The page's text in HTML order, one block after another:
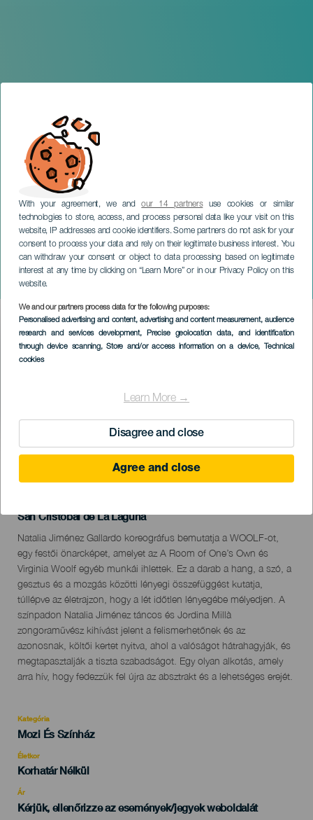
With your agreement, we andour 14 partnersuse cookies or similar
technologies to store, access, and process personal data like your visit on this
website, IP addresses and cookie identifiers. Some partners do not ask for your
consent to process your data and rely on their legitimate business interest. You
can withdraw your consent or object to data processing based on legitimate
interest at any time by clicking on “Learn More” or in our Privacy Policy on this
website.
We and our partners process data for the following purposes:
Personalised advertising and content, advertising and content measurement, audience
research and services development, Precise geolocation data, and identification
through device scanning, Store and/or access information on a device, Technical
cookies
Learn More →
Disagree and close
Agree and close
Woolf, Natalia Jimenez
TENERIFE
Imagen
Listado
KORÁBBI ESEMÉNY
Localidad
San Cristóbal de La Laguna
Descripción
del
evento
Natalia Jiménez Gallardo koreográfus bemutatja a WOOLF-ot,
egy festői önarcképet, amelyet az A Room of One’s Own és
Virginia Woolf egyéb munkái ihlettek. Ez a darab a hang, a szó, a
gesztus és a mozgás közötti lényegi összefüggést kutatja,
túllépve az életrajzon, hogy a lét időtlen lényegébe mélyedjen. A
színpadon Natalia Jiménez táncos és Jordina Millà
zongoraművész kihívást jelent a felismerhetőnek és az
azonosnak, költői kertet nyitva, ahol a valóságot hátrahagyják, és
megtapasztalják a tiszta szabadságot. Egy olyan alkotás, amely
arra hív, hogy fedezzük fel újra az absztrakt és a lehetséges erejét.
Kategória
Categoría
evento
Mozi És Színház
Életkor
Edad
Korhatár Nélkül
Ár
Kérjük, ellenőrizze az események/jegyek weboldalát